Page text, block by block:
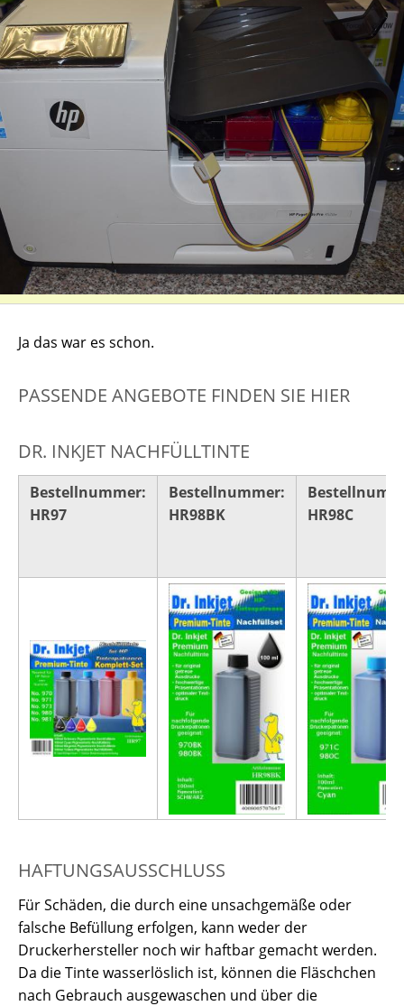
Ja das war es schon.
PASSENDE ANGEBOTE FINDEN SIE HIER
DR. INKJET NACHFÜLLTINTE
Bestellnummer:
HR97
Bestellnummer:
HR98BK
HR98C
HAFTUNGSAUSSCHLUSS
Für Schäden, die durch eine unsachgemäße oder
falsche Befüllung erfolgen, kann weder der
Druckerhersteller noch wir haftbar gemacht werden.
Da die Tinte wasserlöslich ist, können die Fläschchen
nach Gebrauch ausgewaschen und über die